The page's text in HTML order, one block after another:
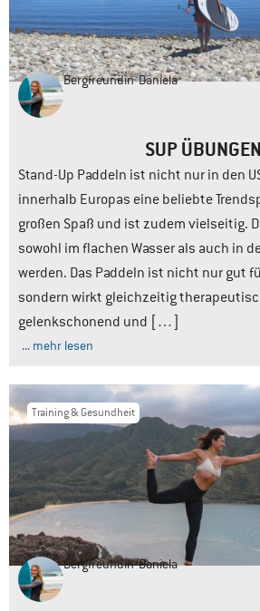
Bergfreundin Daniela
SUP ÜBUNGEN
Stand-Up Paddeln ist nicht nur in den
innerhalb Europas eine beliebte
großen Spaß und ist zudem vielseitig.
sowohl im flachen Wasser als auch in
werden. Das Paddeln ist nicht nur gut
sondern wirkt gleichzeitig
gelenkschonend und […]
... mehr lesen
Training & Gesundheit
Bergfreundin Daniela